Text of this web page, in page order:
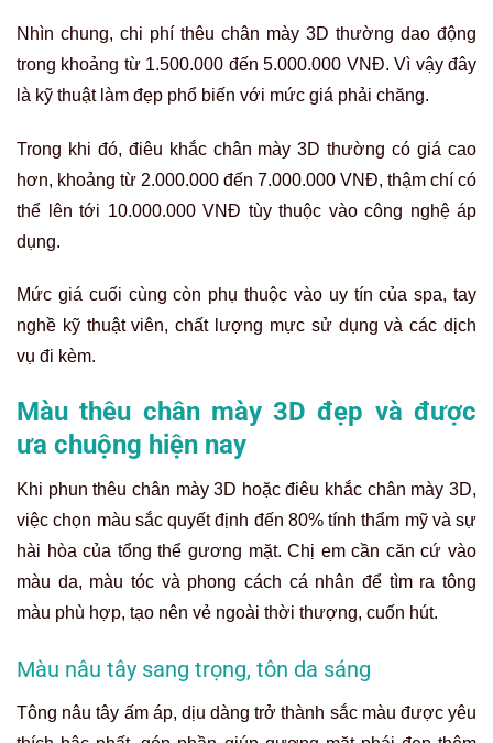
Nhìn chung, chi phí thêu chân mày 3D thường dao động
trong khoảng từ 1.500.000 đến 5.000.000 VNĐ. Vì vậy đây
là kỹ thuật làm đẹp phổ biến với mức giá phải chăng.
Trong khi đó, điêu khắc chân mày 3D thường có giá cao
hơn, khoảng từ 2.000.000 đến 7.000.000 VNĐ, thậm chí có
thể lên tới 10.000.000 VNĐ tùy thuộc vào công nghệ áp
dụng.
Mức giá cuối cùng còn phụ thuộc vào uy tín của spa, tay
nghề kỹ thuật viên, chất lượng mực sử dụng và các dịch
vụ đi kèm.
Màu thêu chân mày 3D đẹp và được
ưa chuộng hiện nay
Khi phun thêu chân mày 3D hoặc điêu khắc chân mày 3D,
việc chọn màu sắc quyết định đến 80% tính thẩm mỹ và sự
hài hòa của tổng thể gương mặt. Chị em cần căn cứ vào
màu da, màu tóc và phong cách cá nhân để tìm ra tông
màu phù hợp, tạo nên vẻ ngoài thời thượng, cuốn hút.
Màu nâu tây sang trọng, tôn da sáng
Tông nâu tây ấm áp, dịu dàng trở thành sắc màu được yêu